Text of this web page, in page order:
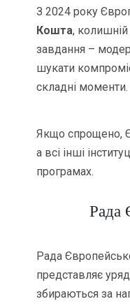
З 2024 року
Кошта, колишній
завдання –
шукати
складні моменти.
Якщо спрощено,
а всі інші
програмах.
Рада
Рада
представляє
збираються за